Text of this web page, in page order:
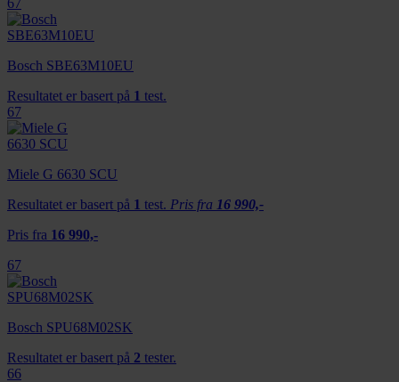
Bosch SBE63M10EU
Resultatet er basert på 1 test.
67
Miele G 6630 SCU
Resultatet er basert på 1 test. Pris fra 16 990,-
Pris fra 16 990,-
67
Bosch SPU68M02SK
Resultatet er basert på 2 tester.
66